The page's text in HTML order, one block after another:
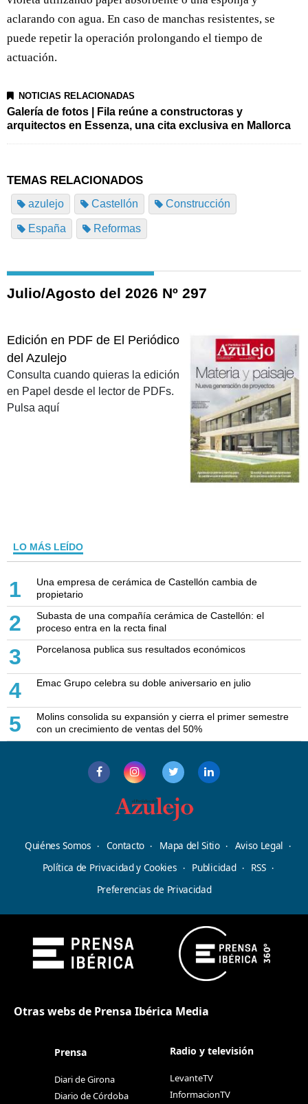
aclarando con agua. En caso de manchas resistentes, se
puede repetir la operación prolongando el tiempo de
actuación.
NOTICIAS RELACIONADAS
Galería de fotos | Fila reúne a constructoras y
arquitectos en Essenza, una cita exclusiva en Mallorca
TEMAS RELACIONADOS
azulejo Castellón Construcción
España Reformas
Julio/Agosto del 2026 Nº 297
Edición en PDF de El Periódico
del Azulejo
Consulta cuando quieras la edición
en Papel desde el lector de PDFs.
Pulsa aquí
LO MÁS LEÍDO
1
Una empresa de cerámica de Castellón cambia de
propietario
2
Subasta de una compañía cerámica de Castellón: el
proceso entra en la recta final
3 Porcelanosa publica sus resultados económicos
4 Emac Grupo celebra su doble aniversario en julio
5
Molins consolida su expansión y cierra el primer semestre
con un crecimiento de ventas del 50%
Quiénes Somos Contacto Mapa del Sitio
Aviso Legal
Política de Privacidad y Cookies
Publicidad
RSS
Preferencias de Privacidad
Otras webs de Prensa Ibérica Media
Prensa
Diari de Girona
Diario de Córdoba
Radio y televisión
LevanteTV
InformacionTV